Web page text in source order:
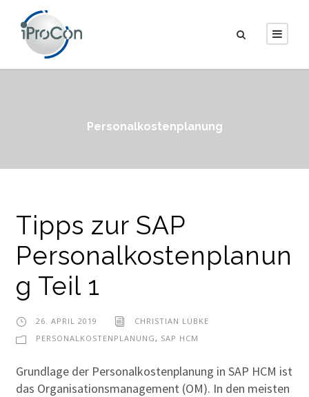
Personalkostenplanung
Tipps zur SAP
Personalkostenplanun
g Teil 1
26. APRIL 2019
CHRISTIAN LÜBKE
PERSONALKOSTENPLANUNG, SAP HCM
Grundlage der Personalkostenplanung in SAP HCM ist
das Organisationsmanagement (OM). In den meisten